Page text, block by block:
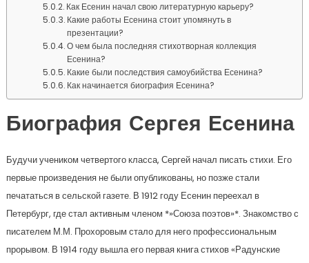
Как Есенин начал свою литературную карьеру?
Какие работы Есенина стоит упомянуть в
презентации?
О чем была последняя стихотворная коллекция
Есенина?
Какие были последствия самоубийства Есенина?
Как начинается биография Есенина?
Биография Сергея Есенина
Будучи учеником четвертого класса, Сергей начал писать стихи. Его
первые произведения не были опубликованы, но позже стали
печататься в сельской газете. В 1912 году Есенин переехал в
Петербург, где стал активным членом *»Союза поэтов»*. Знакомство с
писателем М.М. Прохоровым стало для него профессиональным
прорывом. В 1914 году вышла его первая книга стихов «Радунские